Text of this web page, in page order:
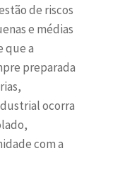
de riscos
e médias
que a
preparada
ocorra
com a